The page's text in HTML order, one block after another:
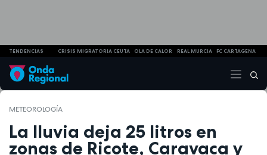
TENDENCIAS CRISIS MIGRATORIA CEUTA OLA DE CALOR REAL MURCIA FC CARTAGENA
METEOROLOGÍA
La lluvia deja 25 litros en
zonas de Ricote, Caravaca y